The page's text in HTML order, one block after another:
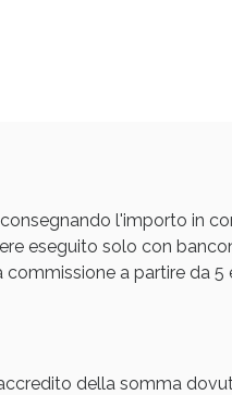
l'importo in
eseguito solo con
a partire da
della somma
55% disponibile